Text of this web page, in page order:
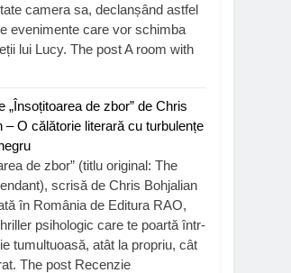
camera sa, declanșând astfel
evenimente care vor schimba
lui Lucy. The post A room with
„Însoțitoarea de zbor” de Chris
– O călătorie literară cu turbulențe
de zbor” (titlu original: The
scrisă de Chris Bohjalian
în România de Editura RAO,
psihologic care te poartă într-
tumultuoasă, atât la propriu, cât
The post Recenzie